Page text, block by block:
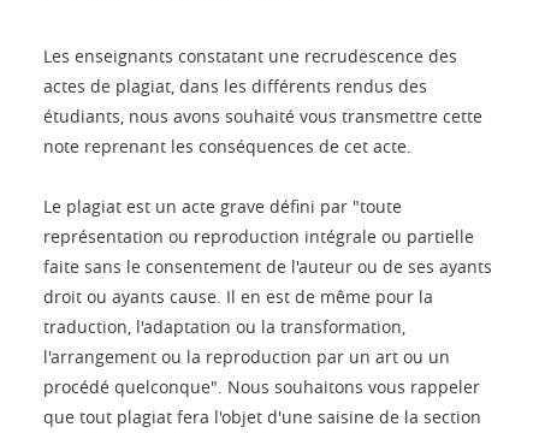
Les enseignants constatant une recrudescence des
actes de plagiat, dans les différents rendus des
étudiants, nous avons souhaité vous transmettre cette
note reprenant les conséquences de cet acte.
Le plagiat est un acte grave défini par "toute
représentation ou reproduction intégrale ou partielle
faite sans le consentement de l'auteur ou de ses ayants
droit ou ayants cause. Il en est de même pour la
traduction, l'adaptation ou la transformation,
l'arrangement ou la reproduction par un art ou un
procédé quelconque". Nous souhaitons vous rappeler
que tout plagiat fera l'objet d'une saisine de la section